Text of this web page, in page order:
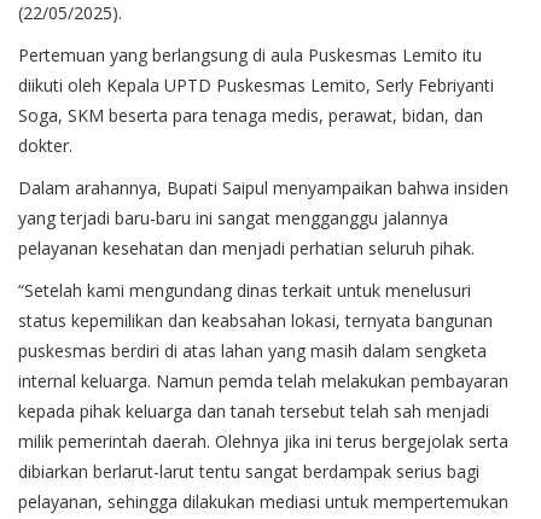
(22/05/2025).
Pertemuan yang berlangsung di aula Puskesmas Lemito itu
diikuti oleh Kepala UPTD Puskesmas Lemito, Serly Febriyanti
Soga, SKM beserta para tenaga medis, perawat, bidan, dan
dokter.
Dalam arahannya, Bupati Saipul menyampaikan bahwa insiden
yang terjadi baru-baru ini sangat mengganggu jalannya
pelayanan kesehatan dan menjadi perhatian seluruh pihak.
“Setelah kami mengundang dinas terkait untuk menelusuri
status kepemilikan dan keabsahan lokasi, ternyata bangunan
puskesmas berdiri di atas lahan yang masih dalam sengketa
internal keluarga. Namun pemda telah melakukan pembayaran
kepada pihak keluarga dan tanah tersebut telah sah menjadi
milik pemerintah daerah. Olehnya jika ini terus bergejolak serta
dibiarkan berlarut-larut tentu sangat berdampak serius bagi
pelayanan, sehingga dilakukan mediasi untuk mempertemukan